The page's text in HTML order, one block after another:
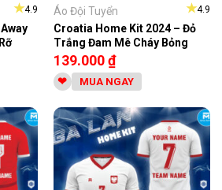
★4.9 ★4.9
Áo Đội Tuyển
Croatia Home Kit 2024 – Đỏ
Trắng Đam Mê Cháy Bỏng
139.000₫
MUA NGAY